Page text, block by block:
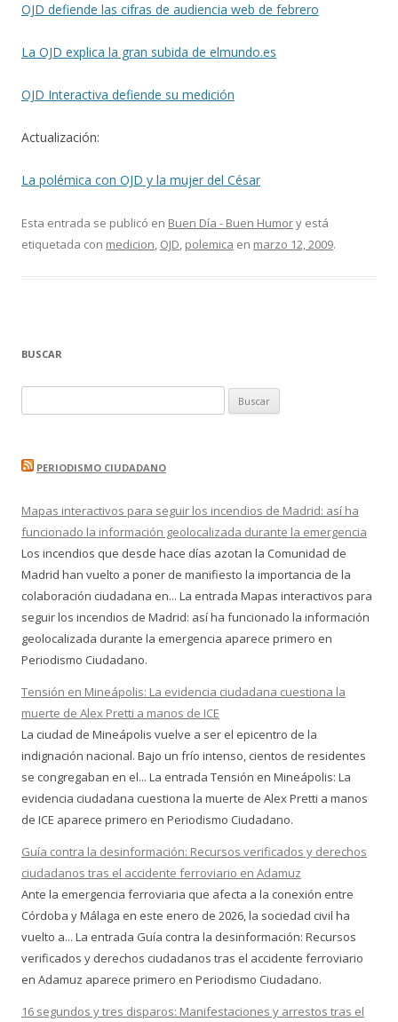
OJD defiende las cifras de audiencia web de febrero
La OJD explica la gran subida de elmundo.es
OJD Interactiva defiende su medición
Actualización:
La polémica con OJD y la mujer del César
Esta entrada se publicó en Buen Día - Buen Humory está
etiquetada con medicion, OJD, polemica en marzo 12, 2009.
BUSCAR
PERIODISMO CIUDADANO
Mapas interactivos para seguir los incendios de Madrid: así ha
funcionado la información geolocalizada durante la emergencia
Los incendios que desde hace días azotan la Comunidad de
Madrid han vuelto a poner de manifiesto la importancia de la
colaboración ciudadana en... La entrada Mapas interactivos para
seguir los incendios de Madrid: así ha funcionado la información
geolocalizada durante la emergencia aparece primero en
Periodismo Ciudadano.
Tensión en Mineápolis: La evidencia ciudadana cuestiona la
muerte de Alex Pretti a manos de ICE
La ciudad de Mineápolis vuelve a ser el epicentro de la
indignación nacional. Bajo un frío intenso, cientos de residentes
se congregaban en el... La entrada Tensión en Mineápolis: La
evidencia ciudadana cuestiona la muerte de Alex Pretti a manos
de ICE aparece primero en Periodismo Ciudadano.
Guía contra la desinformación: Recursos verificados y derechos
ciudadanos tras el accidente ferroviario en Adamuz
Ante la emergencia ferroviaria que afecta a la conexión entre
Córdoba y Málaga en este enero de 2026, la sociedad civil ha
vuelto a... La entrada Guía contra la desinformación: Recursos
verificados y derechos ciudadanos tras el accidente ferroviario
en Adamuz aparece primero en Periodismo Ciudadano.
16 segundos y tres disparos: Manifestaciones y arrestos tras el